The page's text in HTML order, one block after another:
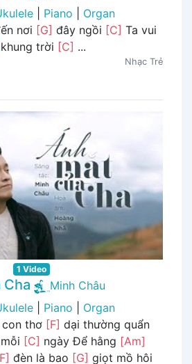
Piano
Organ
nơi [G] đây ngồi [C] Ta vui
khung trời [C] ...
Nhạc Trẻ
1 Video
Cha
Minh Châu
Piano
Organ
thơ [F] dại thường quẩn
[C] ngày Để hằng [Am]
đèn là bao [G] giọt mồ hôi